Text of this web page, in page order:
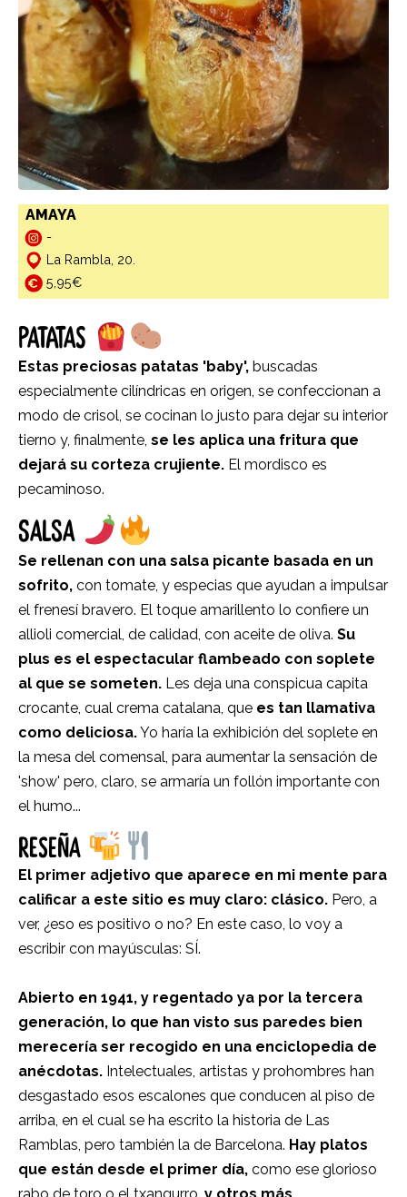
AMAYA
-
La Rambla, 20.
5,95€
PATATAS
Estas preciosas patatas 'baby', buscadas
especialmente cilíndricas en origen, se confeccionan a
modo de crisol, se cocinan lo justo para dejar su interior
tierno y, finalmente, se les aplica una fritura que
dejará su corteza crujiente. El mordisco es
pecaminoso.
SALSA
Se rellenan con una salsa picante basada en un
sofrito, con tomate, y especias que ayudan a impulsar
el frenesí bravero. El toque amarillento lo confiere un
allioli comercial, de calidad, con aceite de oliva. Su
plus es el espectacular flambeado con soplete
al que se someten. Les deja una conspicua capita
crocante, cual crema catalana, que es tan llamativa
como deliciosa.Yo haría la exhibición del soplete en
la mesa del comensal, para aumentar la sensación de
'show' pero, claro, se armaría un follón importante con
el humo...
RESEÑA
El primer adjetivo que aparece en mi mente para
calificar a este sitio es muy claro: clásico. Pero, a
ver, ¿eso es positivo o no? En este caso, lo voy a
escribir con mayúsculas: SÍ.
Abierto en 1941, y regentado ya por la tercera
generación, lo que han visto sus paredes bien
merecería ser recogido en una enciclopedia de
anécdotas. Intelectuales, artistas y prohombres han
desgastado esos escalones que conducen al piso de
arriba, en el cual se ha escrito la historia de Las
Ramblas, pero también la de Barcelona. Hay platos
que están desde el primer día, como ese glorioso